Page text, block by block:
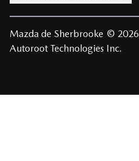
Mazda de Sherbrooke © 2026
Autoroot Technologies Inc.